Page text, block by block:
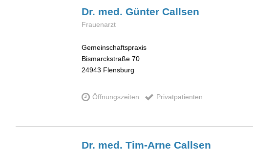
Dr. med. Günter Callsen
Frauenarzt
Gemeinschaftspraxis
Bismarckstraße 70
24943 Flensburg
Öffnungszeiten Privatpatienten
Dr. med. Tim-Arne Callsen